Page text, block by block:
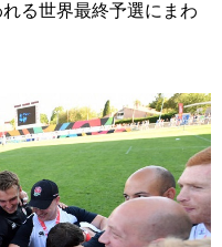
る世界最終予選にまわ